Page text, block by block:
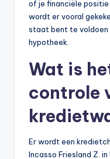
of je financiële
wordt er vooral
staat bent te voldoen
hypotheek.
Wat is
controle
Er wordt een
Incasso Friesland Z.